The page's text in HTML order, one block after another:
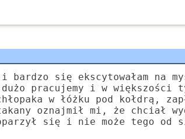
się ekscytowałam na
pracujemy i w większości
w łóżku pod kołdrą,
oznajmił mi, że chciał
się i nie może tego